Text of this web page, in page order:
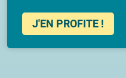
J'EN PROFITE !